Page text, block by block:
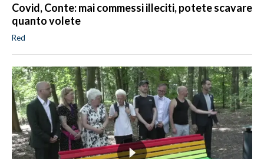
Covid, Conte: mai commessi illeciti, potete scavare
quanto volete
Red